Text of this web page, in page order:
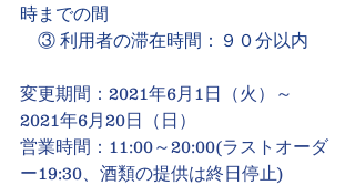
時までの間
③ 利用者の滞在時間：９０分以内
変更期間：2021年6月1日（火）～
2021年6月20日（日）
営業時間：11:00～20:00(ラストオーダ
ー19:30、酒類の提供は終日停止)